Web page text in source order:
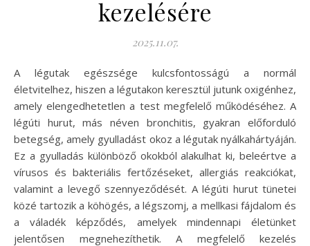
kezelésére
2025.11.07.
A légutak egészsége kulcsfontosságú a normál
életvitelhez, hiszen a légutakon keresztül jutunk oxigénhez,
amely elengedhetetlen a test megfelelő működéséhez. A
légúti hurut, más néven bronchitis, gyakran előforduló
betegség, amely gyulladást okoz a légutak nyálkahártyáján.
Ez a gyulladás különböző okokból alakulhat ki, beleértve a
vírusos és bakteriális fertőzéseket, allergiás reakciókat,
valamint a levegő szennyeződését. A légúti hurut tünetei
közé tartozik a köhögés, a légszomj, a mellkasi fájdalom és
a váladék képződés, amelyek mindennapi életünket
jelentősen megnehezíthetik. A megfelelő kezelés